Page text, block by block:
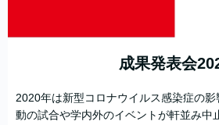
成果発表会
2020年は新型コロナウイルス感染症の
動の試合や学内外のイベントが軒並み中